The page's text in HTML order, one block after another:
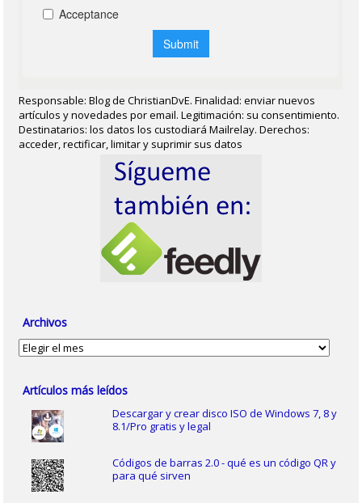
Responsable: Blog de ChristianDvE. Finalidad: enviar nuevos
artículos y novedades por email. Legitimación: su consentimiento.
Destinatarios: los datos los custodiará Mailrelay. Derechos:
acceder, rectificar, limitar y suprimir sus datos
Archivos
Archivos
Artículos más leídos
Descargar y crear disco ISO de Windows 7, 8 y
8.1/Pro gratis y legal
Códigos de barras 2.0 - qué es un código QR y
para qué sirven